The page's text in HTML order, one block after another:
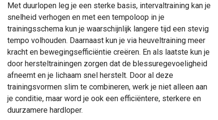
Met duurlopen leg je een sterke basis, intervaltraining kan je
snelheid verhogen en met een tempoloop in je
trainingsschema kun je waarschijnlijk langere tijd een stevig
tempo volhouden. Daarnaast kun je via heuveltraining meer
kracht en bewegingsefficiëntie creëren. En als laatste kun je
door hersteltrainingen zorgen dat de blessuregevoeligheid
afneemt en je lichaam snel herstelt. Door al deze
trainingsvormen slim te combineren, werk je niet alleen aan
je conditie, maar word je ook een efficiëntere, sterkere en
duurzamere hardloper.